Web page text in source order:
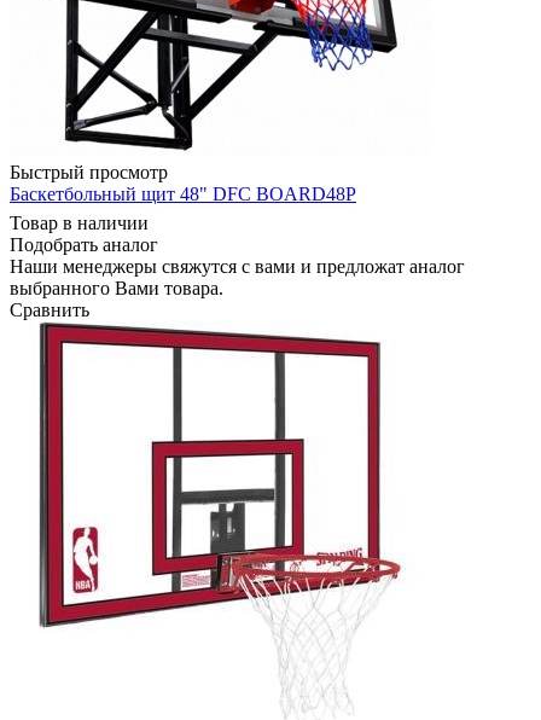
Быстрый просмотр
Баскетбольный щит 48" DFC BOARD48P
Товар в наличии
Подобрать аналог
Наши менеджеры свяжутся с вами и предложат аналог
выбранного Вами товара.
Сравнить